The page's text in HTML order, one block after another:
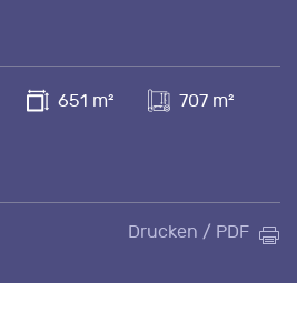
651 m² 707 m²
Drucken / PDF